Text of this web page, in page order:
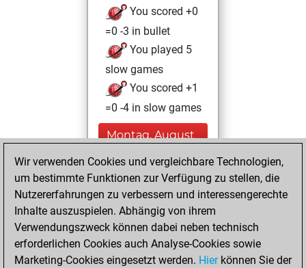
You scored +0
=0 -3 in bullet
You played 5
slow games
You scored +1
=0 -4 in slow games
Montag, August
You achieved a
BeautyScore of 9
Fritz
achieved a new Elo
of 1579
Wir verwenden Cookies und vergleichbare Technologien,
um bestimmte Funktionen zur Verfügung zu stellen, die
Nutzererfahrungen zu verbessern und interessengerechte
Inhalte auszuspielen. Abhängig von ihrem
Verwendungszweck können dabei neben technisch
erforderlichen Cookies auch Analyse-Cookies sowie
Marketing-Cookies eingesetzt werden. Hierkönnen Sie der